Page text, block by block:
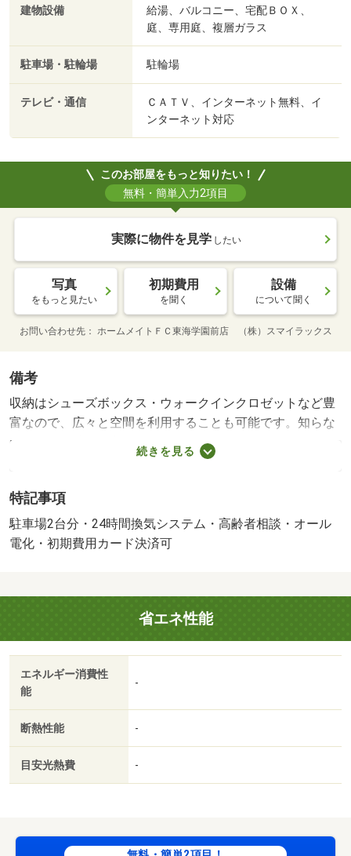
建物設備
給湯、バルコニー、宅配ＢＯＸ、
庭、専用庭、複層ガラス
駐車場・駐輪場 駐輪場
テレビ・通信
ＣＡＴＶ、インターネット無料、イ
ンターネット対応
このお部屋をもっと知りたい！
無料・簡単入力2項目
実際に物件を見学 したい
写真
をもっと見たい
初期費用
を聞く
設備
について聞く
お問い合わせ先 ホームメイトＦＣ東海学園前店 （株）スマイラックス
備考
収納はシューズボックス・ウォークインクロゼットなど豊
富なので、広々と空間を利用することも可能です。知らな
い人が来た時でも玄関を開ける必要がなくなるモニター付
きインターホンを備えております。気になる物件はまとめ
問い合わせください♪知らない人が来た時でも玄関を開ける
必要がなくなるＴＶインターホンが付いております。収納
はウォークインクロゼット・シューズボックスなど豊富な
に荷物が届くので大変便利です。室内設備は浴室乾燥機・
洗面所独立など豊富に揃っており、過ごしやすいお部屋に
なっております。駐輪場付きのアパートです。共用部に防
犯カメラがある、いざという時も録画内容を利用できる安
心感があります。動画配信サービスで映画やドラマ・アニ
メを視聴するのがお好きな方、インターネットの使用料を
同時にたくさん調理できるため、短い時間で一気に料理で
きる３口コンロが付いている物件です。駅から徒歩７分の
位置に・インターネット無料。当店掲載以外も一括見学相
続きを見る
特記事項
駐車場2台分・24時間換気システム・高齢者相談・オール
電化・初期費用カード決済可
省エネ性能
エネルギー消費性
能
-
断熱性能 -
目安光熱費 -